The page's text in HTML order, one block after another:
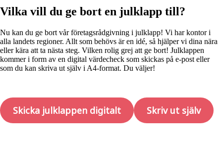
Vilka vill du ge bort en julklapp till?
Nu kan du ge bort vår företagsrådgivning i julklapp! Vi har kontor i
alla landets regioner. Allt som behövs är en idé, så hjälper vi dina nära
eller kära att ta nästa steg. Vilken rolig grej att ge bort! Julklappen
kommer i form av en digital värdecheck som skickas på e-post eller
som du kan skriva ut själv i A4-format. Du väljer!
Skicka julklappen digitalt Skriv ut själv